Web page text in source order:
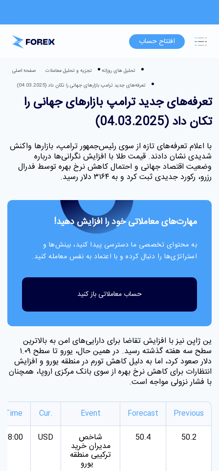
افتتاح حساب
صفحه اصلی تجزیه و تحلیل معاملات
تحلیل های روزانه
تعرفه‌های جدید ترامپ بازارهای جهانی را تکان داد (04.03.2025)
تعرفه‌های جدید ترامپ بازارهای جهانی را
تکان داد (04.03.2025)
با اعلام تعرفه‌های تازه از سوی رئیس‌جمهور ترامپ، بازارها واکنش
شدیدی نشان دادند. قیمت طلا با افزایش نگرانی‌ها درباره
وضعیت اقتصاد جهانی و احتمال کاهش نرخ بهره توسط فدرال
رزرو، رکورد جدیدی ثبت کرد و به ۳۱۶۴ دلار رسید.
مهارت‌های معاملاتی خود را افزایش دهید!
به محتوای تخصصی ما دسترسی پیدا کنید، بینش‌ها و
استراتژی‌ها را دنبال کرده و با اعتماد به نفس معامله کنید.
حساب معاملاتی باز کنید
ین ژاپن نیز با افزایش تقاضا برای دارایی‌های امن به بالاترین
سطح سه هفته گذشته رسید. در همین حال، یورو تا سطح ۱.۰۹
دلار صعود کرد، اما به دلیل کاهش تورم در منطقه یورو و افزایش
انتظارات برای کاهش نرخ بهره از سوی بانک مرکزی اروپا، همچنان
با فشار نزولی مواجه است.
Time Cur. Event Forecast
Previous
08:00
USD شاخص
مدیران خرید
ترکیبی منطقه
یورو
50.4 50.2